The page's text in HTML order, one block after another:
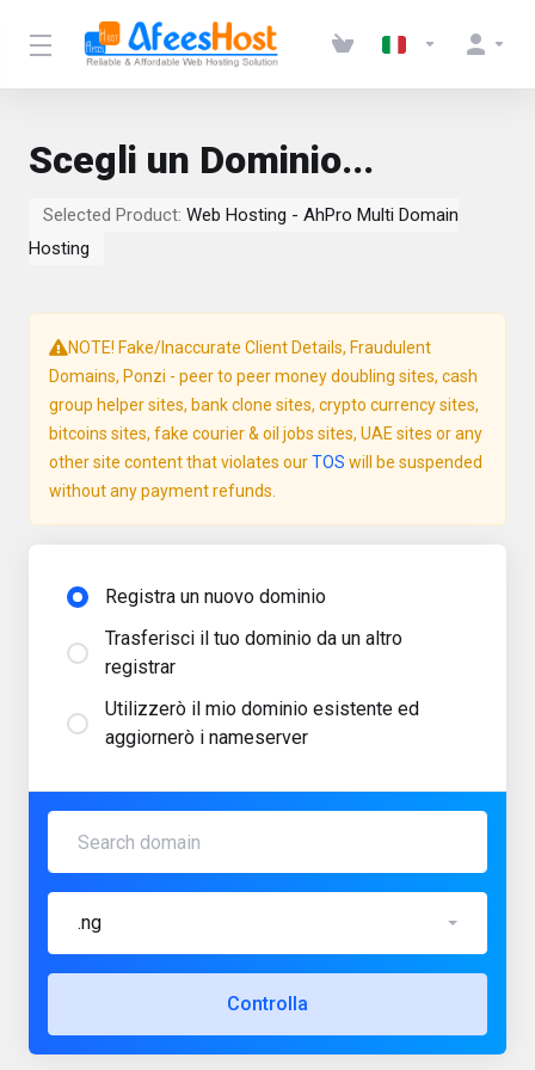
Scegli un Dominio...
Selected Product: Web Hosting - AhPro Multi Domain
Hosting
NOTE! Fake/Inaccurate Client Details, Fraudulent
Domains, Ponzi - peer to peer money doubling sites, cash
group helper sites, bank clone sites, crypto currency sites,
bitcoins sites, fake courier & oil jobs sites, UAE sites or any
other site content that violates ourTOS will be suspended
without any payment refunds.
Registra un nuovo dominio
Trasferisci il tuo dominio da un altro
registrar
Utilizzerò il mio dominio esistente ed
aggiornerò i nameserver
.ng
Controlla